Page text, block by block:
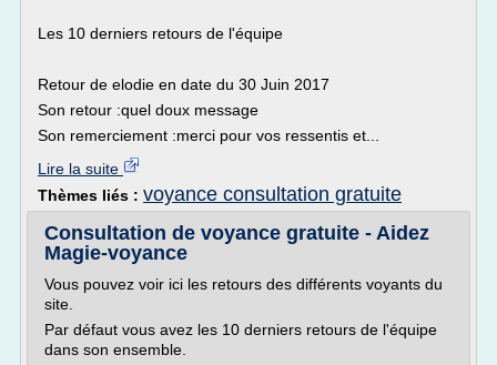
Les 10 derniers retours de l'équipe
Retour de elodie en date du 30 Juin 2017
Son retour :quel doux message
Son remerciement :merci pour vos ressentis et...
Lire la suite
Thèmes liés : voyance consultation gratuite
Consultation de voyance gratuite - Aidez
Magie-voyance
Vous pouvez voir ici les retours des différents voyants du
site.
Par défaut vous avez les 10 derniers retours de l'équipe
dans son ensemble.